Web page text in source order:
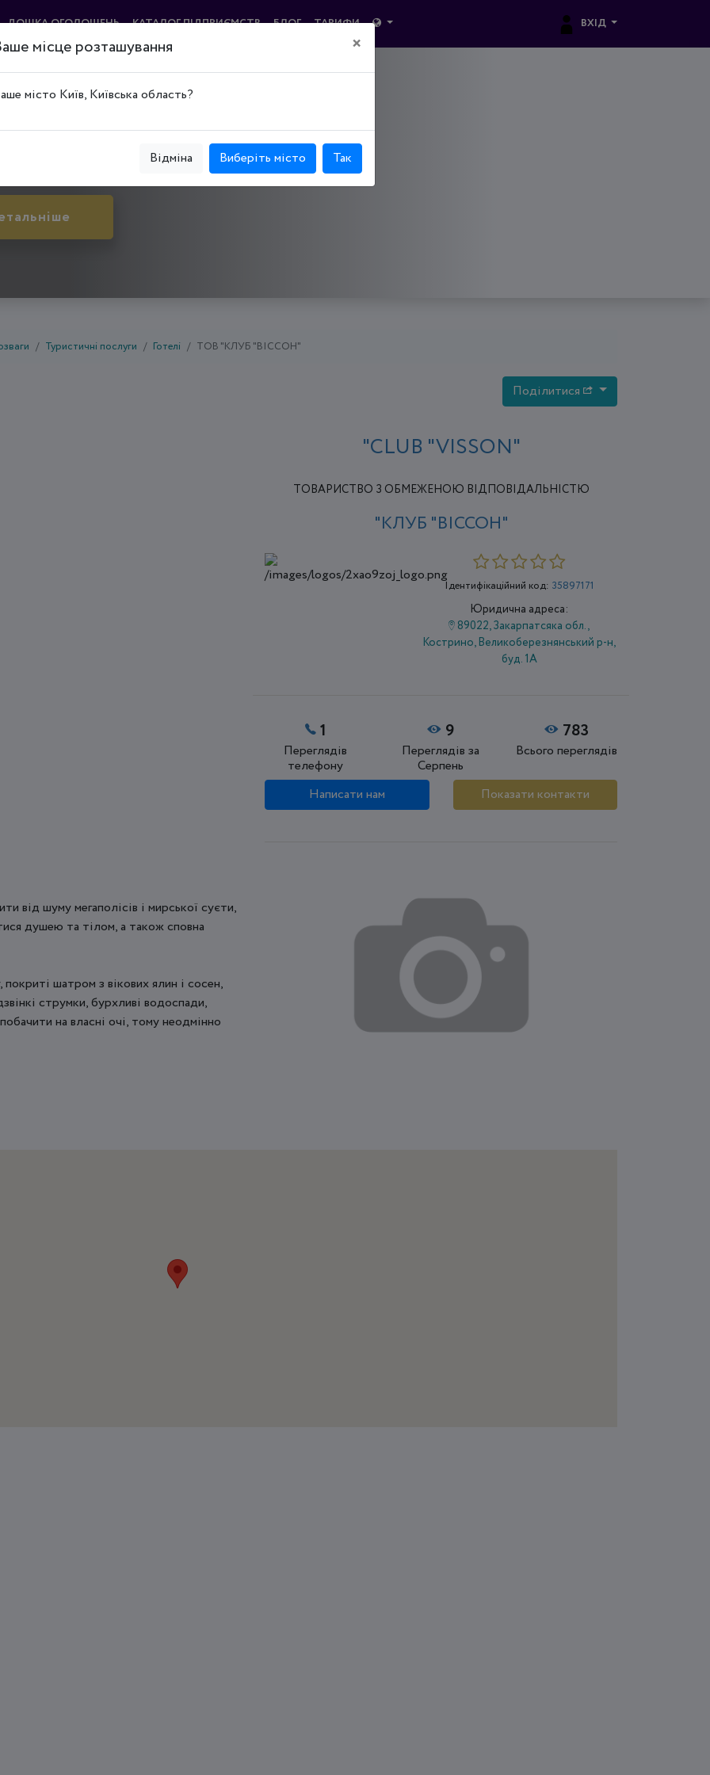
ДОШКА ОГОЛОШЕНЬ КАТАЛОГ ПІДПРИЄМСТВ БЛОГ ТАРИФИ ВХІД
р-н, буд. 1А
Туристичні послуги Готелі ТОВ "КЛУБ "ВІССОН"
Поділитися
"CLUB "VISSON"
ТОВАРИСТВО З ОБМЕЖЕНОЮ ВІДПОВІДАЛЬНІСТЮ
"КЛУБ "ВІССОН"
Ідентифікаційний код: 35897171
Юридична адреса:
89022, Закарпатсяка обл.,
Кострино, Великоберезнянський р-н,
буд. 1А
1
Переглядів
телефону
9
Переглядів за
Серпень
783
Всього переглядів
Написати нам Показати контакти
від шуму мегаполісів і мирської суєти,
душею та тілом, а також сповна
шатром з вікових ялин і сосен,
струмки, бурхливі водоспади,
на власні очі, тому неодмінно
місце розташування ×
місто Київ, Київська область?
Відміна Виберіть місто Так